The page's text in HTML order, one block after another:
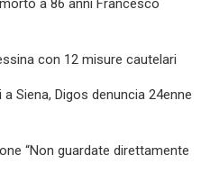
con 12 misure cautelari
Siena, Digos denuncia 24enne
“Non guardate direttamente